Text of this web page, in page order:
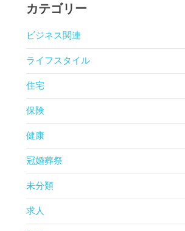
カテゴリー
ビジネス関連
ライフスタイル
住宅
保険
健康
冠婚葬祭
未分類
求人